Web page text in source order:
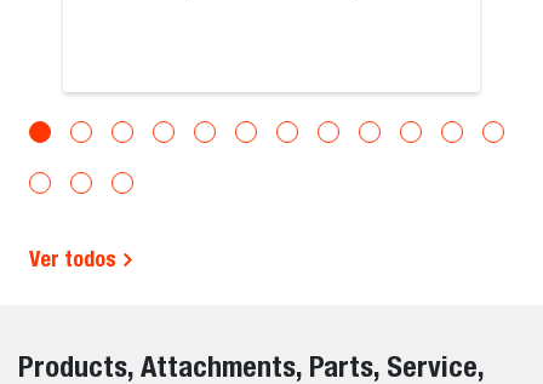
Ver todos
Products, Attachments, Parts, Service,